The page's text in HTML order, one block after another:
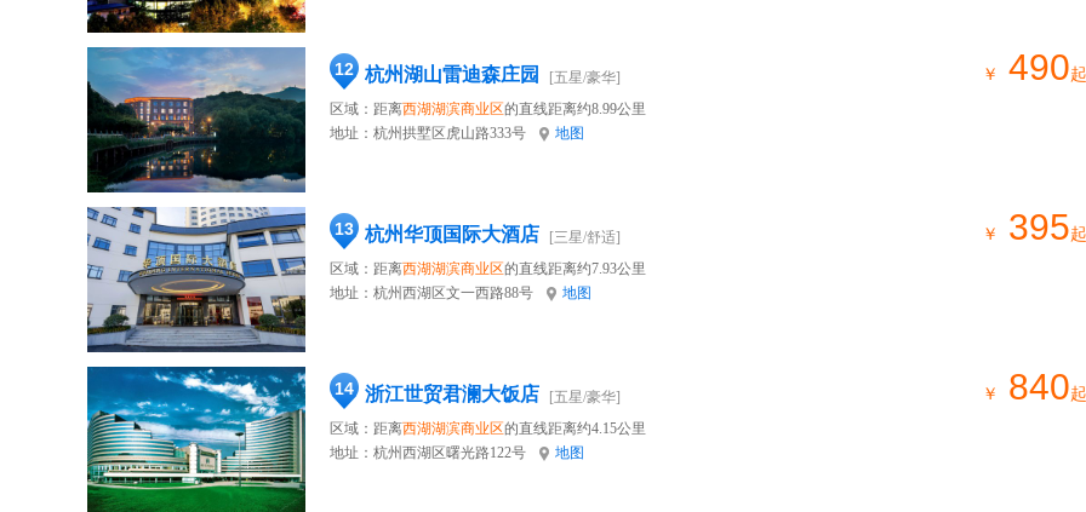
12 杭州湖山雷迪森庄园
[五星/豪华]
区域：距离西湖湖滨商业区的直线距离约8.99公里
地址： 杭州拱墅区虎山路333号 地图
￥ 490起
13 杭州华顶国际大酒店
[三星/舒适]
区域：距离西湖湖滨商业区的直线距离约7.93公里
地址： 杭州西湖区文一西路88号 地图
￥ 395起
14 浙江世贸君澜大饭店
[五星/豪华]
区域：距离西湖湖滨商业区的直线距离约4.15公里
地址： 杭州西湖区曙光路122号 地图
￥ 840起